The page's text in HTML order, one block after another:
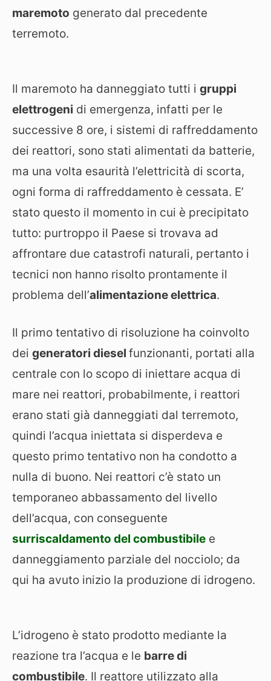
maremoto generato dal precedente
terremoto.
Il maremoto ha danneggiato tutti i gruppi
elettrogeni di emergenza, infatti per le
successive 8 ore, i sistemi di raffreddamento
dei reattori, sono stati alimentati da batterie,
ma una volta esaurità l’elettricità di scorta,
ogni forma di raffreddamento è cessata. E’
stato questo il momento in cui è precipitato
tutto: purtroppo il Paese si trovava ad
affrontare due catastrofi naturali, pertanto i
tecnici non hanno risolto prontamente il
problema dell’alimentazione elettrica.
Il primo tentativo di risoluzione ha coinvolto
dei generatori diesel funzionanti, portati alla
centrale con lo scopo di iniettare acqua di
mare nei reattori, probabilmente, i reattori
erano stati già danneggiati dal terremoto,
quindi l’acqua iniettata si disperdeva e
questo primo tentativo non ha condotto a
nulla di buono. Nei reattori c’è stato un
temporaneo abbassamento del livello
dell’acqua, con conseguente
surriscaldamento del combustibile e
danneggiamento parziale del nocciolo; da
qui ha avuto inizio la produzione di idrogeno.
L’idrogeno è stato prodotto mediante la
reazione tra l’acqua e le barre di
combustibile. Il reattore utilizzato alla